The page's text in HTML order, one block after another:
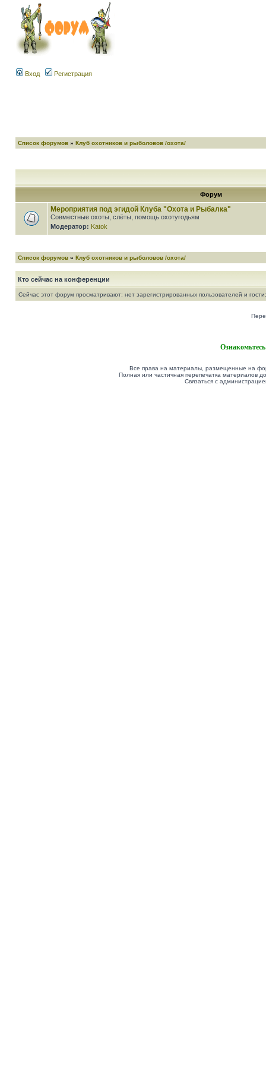
Вход Регистрация
Список форумов » Клуб охотников и рыболовов /охота/
Форум
Мероприятия под эгидой Клуба "Охота и Рыбалка"
Совместные охоты, слёты, помощь охотугодьям
Модератор: Katok
Список форумов » Клуб охотников и рыболовов /охота/
Кто сейчас на конференции
Сейчас этот форум просматривают: нет зарегистрированных пользователей и
Все права на материалы, размещенные на
Полная или частичная перепечатка материалов
Связаться с